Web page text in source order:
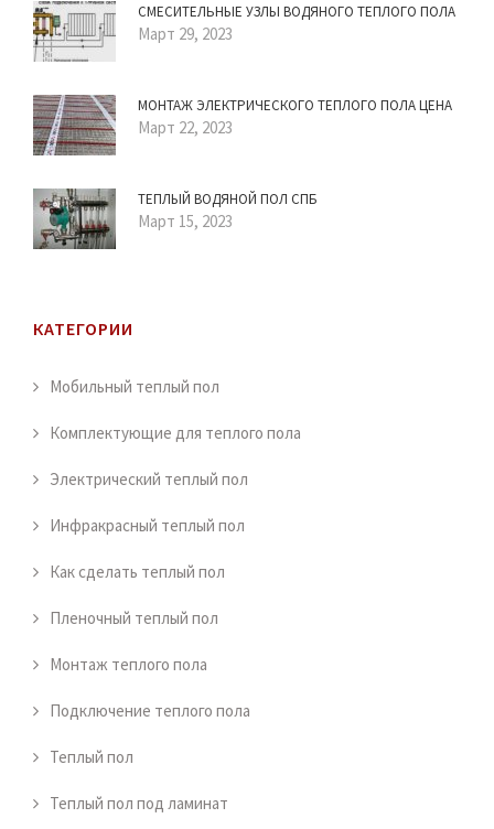
СМЕСИТЕЛЬНЫЕ УЗЛЫ ВОДЯНОГО ТЕПЛОГО ПОЛА
Март 29, 2023
МОНТАЖ ЭЛЕКТРИЧЕСКОГО ТЕПЛОГО ПОЛА ЦЕНА
Март 22, 2023
ТЕПЛЫЙ ВОДЯНОЙ ПОЛ СПБ
Март 15, 2023
КАТЕГОРИИ
Мобильный теплый пол
Комплектующие для теплого пола
Электрический теплый пол
Инфракрасный теплый пол
Как сделать теплый пол
Пленочный теплый пол
Монтаж теплого пола
Подключение теплого пола
Теплый пол
Теплый пол под ламинат